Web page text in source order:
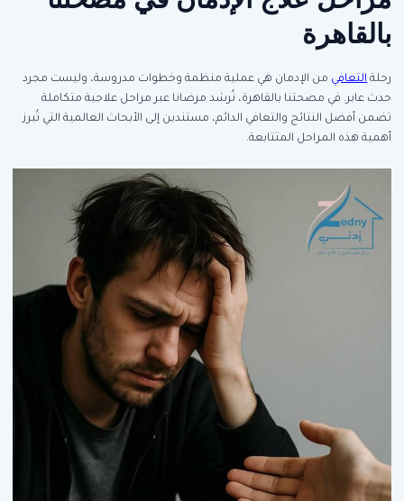
بالقاهرة
رحلةالتعافي من الإدمان هي عملية منظمة وخطوات مدروسة، وليست مجرد
حدث عابر. في مصحتنا بالقاهرة، نُرشد مرضانا عبر مراحل علاجية متكاملة
تضمن أفضل النتائج والتعافي الدائم، مستندين إلى الأبحاث العالمية التي تُبرز
أهمية هذه المراحل المتتابعة.